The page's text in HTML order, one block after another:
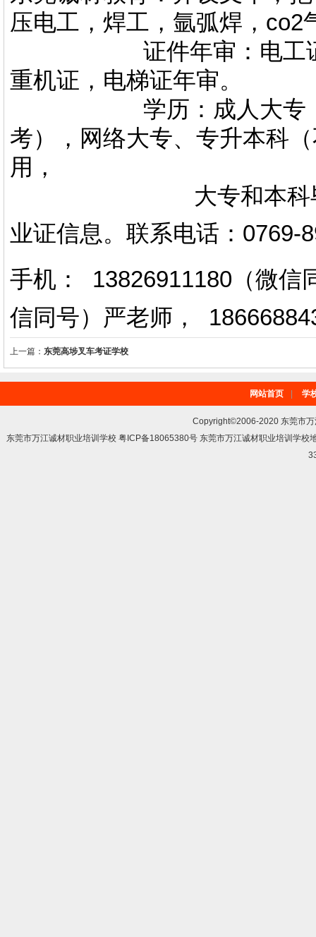
压电工，焊工，氩弧焊，co2
证件年审：电工证，
重机证，电梯证年审。
学历：成人大专，专
考），网络大专、专升本科
用，
大专和本科毕业证
业证信息。 联系电话 ： 0769-
手机： 13826911180（微信
信同号）严老师 ，
上一篇： 东莞高埗叉车考证学校
网站首页 学
Copyright©2006-2020 东莞市
东莞市万江诚材职业培训学校 粤ICP备18065380号 东莞市万江诚材职业培训学